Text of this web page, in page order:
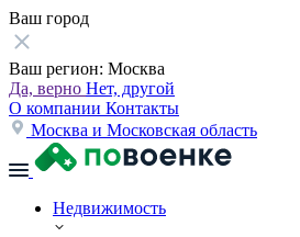
Ваш город
Ваш регион: Москва
Да, верно Нет, другой
О компании Контакты
Москва и Московская область
Недвижимость